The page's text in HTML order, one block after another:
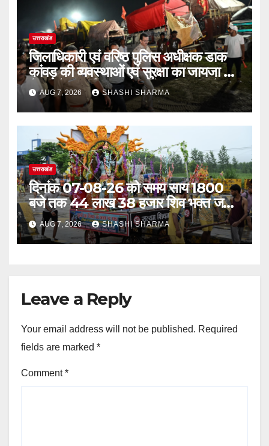
उत्तराखंड
जिलाधिकारी एवं वरिष्ठ पुलिस अधीक्षक डाक
कांवड़ की व्यवस्थाओं एवं सुरक्षा का जायजा लेने
बैरागी कैंप पार्किंग स्थल जीरो ग्राउंड पर देर
रात्रि पहुंचे
AUG 7, 2026 SHASHI SHARMA
उत्तराखंड
दिनांक 07-08-26 को समय साय 1800
बजे तक 44 लाख 38 हजार शिव भक्त जल
लेकर अपने गंतव्य को प्रस्थान कर चुके
AUG 7, 2026 SHASHI SHARMA
Leave a Reply
Your email address will not be published. Required
fields are marked *
Comment*